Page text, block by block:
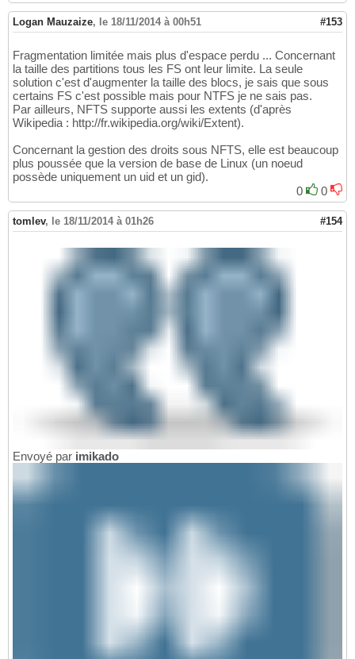
Logan Mauzaize, le 18/11/2014 à 00h51 #153
Fragmentation limitée mais plus d'espace perdu ... Concernant
la taille des partitions tous les FS ont leur limite. La seule
solution c'est d'augmenter la taille des blocs, je sais que sous
certains FS c'est possible mais pour NTFS je ne sais pas.
Par ailleurs, NFTS supporte aussi les extents (d'après
Wikipedia : http://fr.wikipedia.org/wiki/Extent).
Concernant la gestion des droits sous NFTS, elle est beaucoup
plus poussée que la version de base de Linux (un noeud
possède uniquement un uid et un gid).
0
0
tomlev, le 18/11/2014 à 01h26 #154
Envoyé par imikado